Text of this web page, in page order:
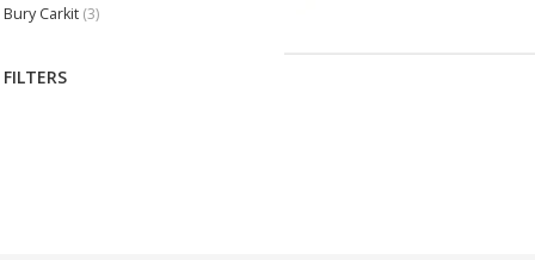
Bury Carkit (3)
FILTERS